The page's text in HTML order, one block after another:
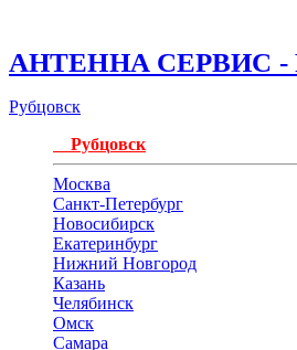
АНТЕННА СЕРВИС -
Рубцовск
Рубцовск
Москва
Санкт-Петербург
Новосибирск
Екатеринбург
Нижний Новгород
Казань
Челябинск
Омск
Самара